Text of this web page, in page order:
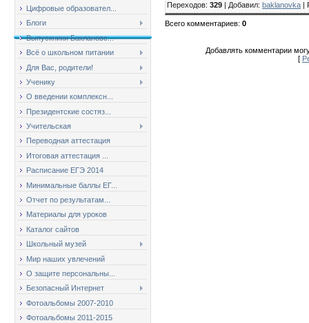
Цифровые образовател...
Блоги
Выпускники Баклановс...
Всё о школьном питании
Для Вас, родители!
Ученику
О введении комплексн...
Президентские состяз...
Учительская
Переводная аттестация
Итоговая аттестация ...
Расписание ЕГЭ 2014
Минимальные баллы ЕГ...
Отчет по результатам...
Материалы для уроков
Каталог сайтов
Школьный музей
Мир наших увлечений
О защите персональны...
Безопасный Интернет
Фотоальбомы 2007-2010
Фотоальбомы 2011-2015
Переходов: 329 | Добавил: baklanovka |
Всего комментариев: 0
Добавлять комментарии
[